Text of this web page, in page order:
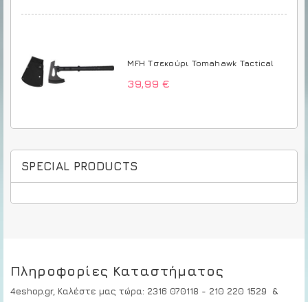
MFH Τσεκούρι Tomahawk Tactical
39,99 €
SPECIAL PRODUCTS
Πληροφορίες Καταστήματος
4eshop.gr, Καλέστε μας τώρα: 2316 070118 - 210 220 1529
&